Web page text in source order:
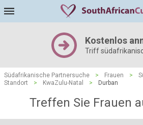
Kostenlos
Triff
Südafrikanische Partnersuche > Frauen >
Standort
> KwaZulu-Natal > Durban
Treffen Sie Frauen